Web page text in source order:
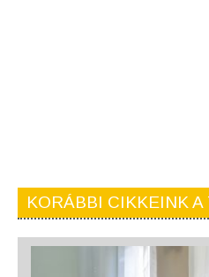
KORÁBBI CIKKEINK A